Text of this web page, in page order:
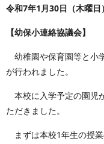
令和7年1月30日（木曜日）
【幼保小連絡協議会】
幼稚園や保育園等と小
が行われました。
本校に入学予定の園児
ただきました。
まずは本校1年生の授